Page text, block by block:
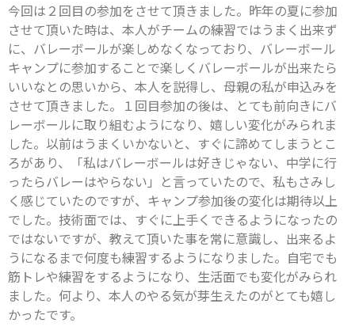
今回は２回目の参加をさせて頂きました。昨年の夏に参加
させて頂いた時は、本人がチームの練習ではうまく出来ず
に、バレーボールが楽しめなくなっており、バレーボール
キャンプに参加することで楽しくバレーボールが出来たら
いいなとの思いから、本人を説得し、母親の私が申込みを
させて頂きました。１回目参加の後は、とても前向きにバ
レーボールに取り組むようになり、嬉しい変化がみられま
した。以前はうまくいかないと、すぐに諦めてしまうとこ
ろがあり、「私はバレーボールは好きじゃない、中学に行
ったらバレーはやらない」と言っていたので、私もさみし
く感じていたのですが、キャンプ参加後の変化は期待以上
でした。技術面では、すぐに上手くできるようになったの
ではないですが、教えて頂いた事を常に意識し、出来るよ
うになるまで何度も練習するようになりました。自宅でも
筋トレや練習をするようになり、生活面でも変化がみられ
ました。何より、本人のやる気が芽生えたのがとても嬉し
かったです。